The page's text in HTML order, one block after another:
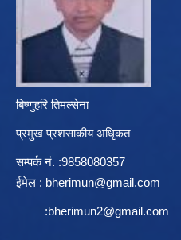
बिष्णुहरि तिमल्सेना
प्रमुख प्रशसाकीय अधिृकत
सम्पर्क न‌ं. :9858080357
ईमेल : bherimun@gmail.com
:bherimun2@gmail.com